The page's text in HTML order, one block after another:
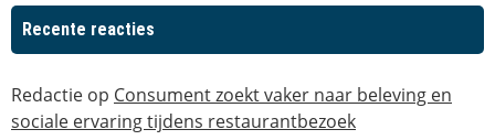
Recente reacties
Redactie op Consument zoekt vaker naar beleving en
sociale ervaring tijdens restaurantbezoek